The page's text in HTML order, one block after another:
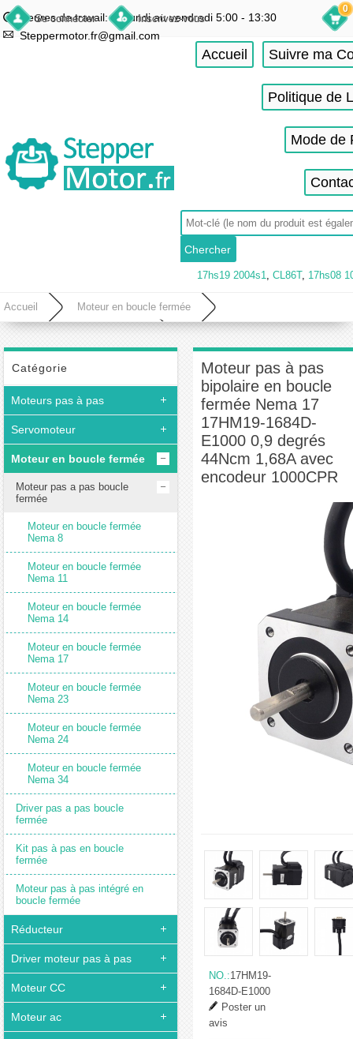
Se connecter Inscrivez-vous
Heures de travail: du lundi au vendredi 5:00 - 13:30
Steppermotor.fr@gmail.com
0
Accueil Suivre ma
Politique de
Mode de
17hs19 2004s1, CL86T, 17hs08
Accueil Moteur en boucle fermée
Moteur pas à pas bipolaire en boucle fermée Nema 17 17HM19-1684D-E1000
Catégorie
Moteurs pas à pas
Servomoteur
Moteur en boucle fermée
Moteur pas a pas boucle
fermée
Moteur en boucle fermée
Nema 8
Moteur en boucle fermée
Nema 11
Moteur en boucle fermée
Nema 14
Moteur en boucle fermée
Nema 17
Moteur en boucle fermée
Nema 23
Moteur en boucle fermée
Nema 24
Moteur en boucle fermée
Nema 34
Driver pas a pas boucle
fermée
Kit pas à pas en boucle
fermée
Moteur pas à pas intégré en
boucle fermée
Réducteur
Driver moteur pas à pas
Moteur CC
Moteur ac
Moteur pas à pas
bipolaire en boucle
fermée Nema 17
17HM19-1684D-
E1000 0,9 degrés
44Ncm 1,68A avec
encodeur 1000CPR
NO.:17HM19-
1684D-E1000
Poster un
avis